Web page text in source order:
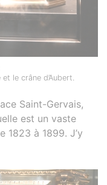
le crâne d’Aubert.
Saint-Gervais,
est un vaste
1823 à 1899. J’y